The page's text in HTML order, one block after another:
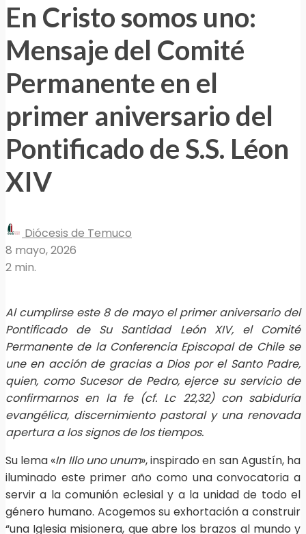
En Cristo somos uno:
Mensaje del Comité
Permanente en el
primer aniversario del
Pontificado de S.S. Léon
XIV
Diócesis de Temuco
8 mayo, 2026
2 min.
Al cumplirse este 8 de mayo el primer aniversario del
Pontificado de Su Santidad León XIV, el Comité
Permanente de la Conferencia Episcopal de Chile se
une en acción de gracias a Dios por el Santo Padre,
quien, como Sucesor de Pedro, ejerce su servicio de
confirmarnos en la fe (cf. Lc 22,32) con sabiduría
evangélica, discernimiento pastoral y una renovada
apertura a los signos de los tiempos.
Su lema «In Illo uno unum», inspirado en san Agustín, ha
iluminado este primer año como una convocatoria a
servir a la comunión eclesial y a la unidad de todo el
género humano. Acogemos su exhortación a construir
“una Iglesia misionera, que abre los brazos al mundo y